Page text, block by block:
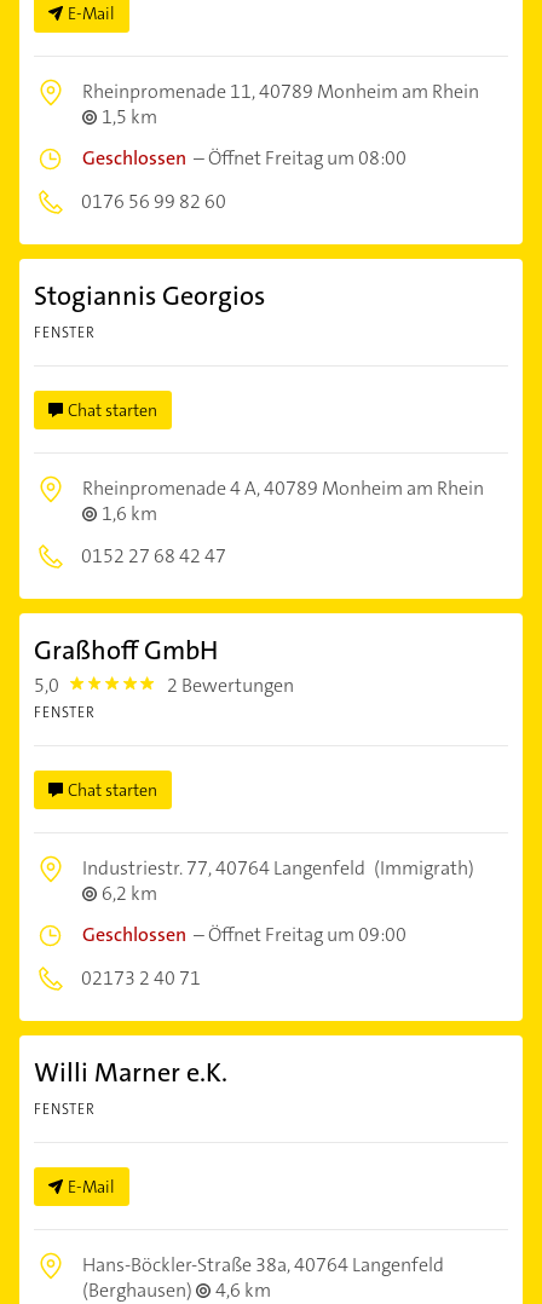
E-Mail
Rheinpromenade 11,40789 Monheim am Rhein
1,5 km
Geschlossen –Öffnet Freitag um 08:00
0176 56 99 82 60
Stogiannis Georgios
FENSTER
Chat starten
Rheinpromenade 4 A,40789 Monheim am Rhein
1,6 km
0152 27 68 42 47
Graßhoff GmbH
5,0 5.0 2 Bewertungen
FENSTER
Chat starten
Industriestr. 77,40764 Langenfeld (Immigrath)
6,2 km
Geschlossen –Öffnet Freitag um 09:00
02173 2 40 71
Willi Marner e.K.
FENSTER
E-Mail
Hans-Böckler-Straße 38a,40764 Langenfeld
(Berghausen)
4,6 km